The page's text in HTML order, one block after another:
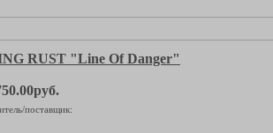
RUST "Line Of Danger"
поставщик: